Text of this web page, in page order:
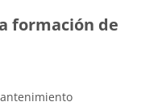
formación de